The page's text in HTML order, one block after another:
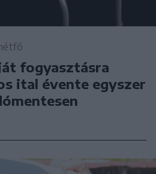
fogyasztásra
ital évente egyszer